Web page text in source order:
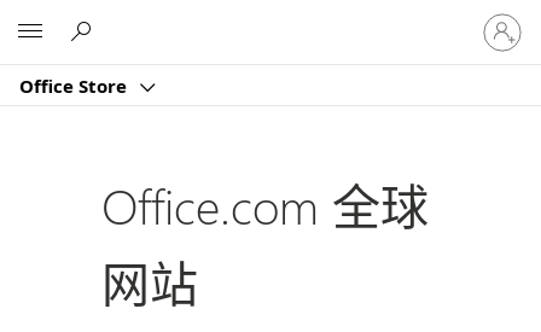
Office Store
请
登
录
Office.com 全球
网站